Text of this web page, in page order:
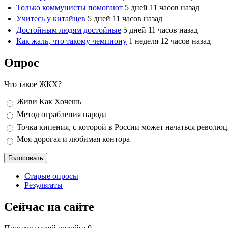
Только коммунисты помогают 5 дней 11 часов назад
Учитесь у китайцев 5 дней 11 часов назад
Достойным людям достойные 5 дней 11 часов назад
Как жаль, что такому чемпиону 1 неделя 12 часов назад
Опрос
Что такое ЖКХ?
Варианты
Живи Как Хочешь
Метод ограбления народа
Точка кипения, с которой в России может начаться
Моя дорогая и любимая контора
Старые опросы
Результаты
Сейчас на сайте